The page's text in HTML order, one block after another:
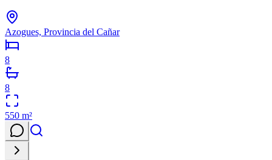
Azogues, Provincia del Cañar
8
8
550 m²